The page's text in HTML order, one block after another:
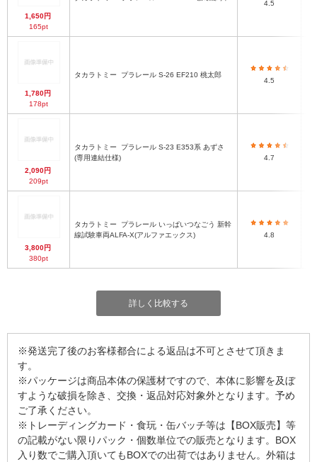
1,650円
165pt
4.5
1,780円
178pt
タカラトミー プラレール S-26 EF210 桃太郎
4.5
2,090円
209pt
タカラトミー
(専用連結仕様)
4.7
3,800円
380pt
タカラトミー
線試験車両ALFA-X(アルファエックス)
4.8
詳しく比較する
※発送完了後のお客様都合による返品は不可とさせて頂きま
す。
※パッケージは商品本体の保護材ですので、本体に影響を及ぼ
すような破損を除き、交換・返品対応対象外となります。予め
ご了承ください。
※トレーディングカード・食玩・缶バッチ等は【BOX販売】等
の記載がない限りパック・個数単位での販売となります。BOX
入り数でご購入頂いてもBOXでの出荷ではありません。外箱は